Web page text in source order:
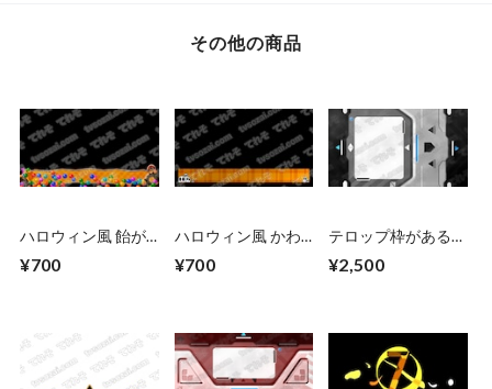
その他の商品
ハロウィン風 飴が
枠が出てくる
¥700
ハロウィン風 かわ
ク柄のフレーム枠
¥700
テロップ枠がある
素材 左右から（シ
¥2,500